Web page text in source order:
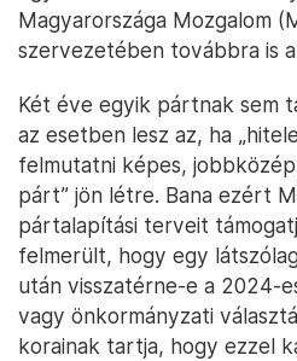
Magyarországa Mozgalom
szervezetében továbbra is
Két éve egyik pártnak sem
az esetben lesz az, ha
felmutatni képes,
párt” jön létre. Bana ezért
pártalapítási terveit
felmerült, hogy egy
után visszatérne-e a 2024-
vagy önkormányzati
korainak tartja, hogy ezzel